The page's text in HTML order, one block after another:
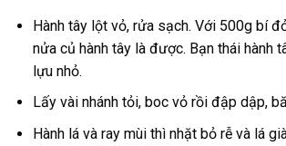
Hành tây lột vỏ, rửa sạch. Với 500g bí
nửa củ hành tây là được. Bạn thái hành
lựu nhỏ.
Lấy vài nhánh tỏi, boc vỏ rồi đập dập,
Hành lá và ray mùi thì nhặt bỏ rễ và lá